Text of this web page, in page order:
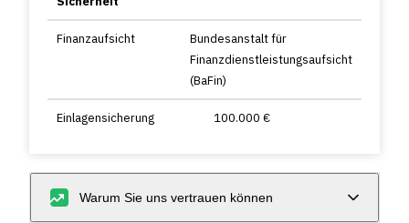
Finanzaufsicht
Bundesanstalt für
Finanzdienstleistungsaufsicht
(BaFin)
Einlagensicherung 100.000 €
Warum Sie uns vertrauen können